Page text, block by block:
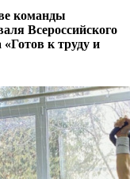
команды
Всероссийского
к труду и